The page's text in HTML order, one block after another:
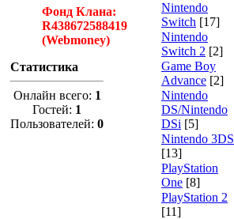
Фонд Клана:
R438672588419
(Webmoney)
Статистика
Онлайн всего: 1
Гостей: 1
Пользователей: 0
Nintendo
Switch [17]
Nintendo
Switch 2 [2]
Game Boy
Advance [2]
Nintendo
DS/Nintendo
DSi [5]
Nintendo 3DS
[13]
PlayStation
One [8]
PlayStation 2
[11]